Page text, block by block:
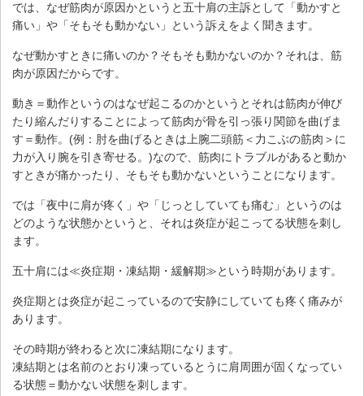
では、なぜ筋肉が原因かというと五十肩の主訴として「動かすと
痛い」や「そもそも動かない」という訴えをよく聞きます。
なぜ動かすときに痛いのか？そもそも動かないのか？それは、筋
肉が原因だからです。
動き＝動作というのはなぜ起こるのかというとそれは筋肉が伸び
たり縮んだりすることによって筋肉が骨を引っ張り関節を曲げま
す＝動作。(例：肘を曲げるときは上腕二頭筋＜力こぶの筋肉＞に
力が入り腕を引き寄せる。)なので、筋肉にトラブルがあると動か
すときが痛かったり、そもそも動かないということになります。
では「夜中に肩が疼く」や「じっとしていても痛む」というのは
どのような状態かというと、それは炎症が起こってる状態を刺し
ます。
五十肩には≪炎症期・凍結期・緩解期≫という時期があります。
炎症期とは炎症が起こっているので安静にしていても疼く痛みが
あります。
その時期が終わると次に凍結期になります。
凍結期とは名前のとおり凍っているとうに肩周囲が固くなってい
る状態＝動かない状態を刺します。